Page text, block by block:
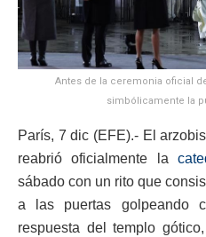
Antes de la ceremonia oficial
simbólicamente la
París, 7 dic (EFE).- El
reabrió oficialmente la
sábado con un rito que
a las puertas golpeando
respuesta del templo